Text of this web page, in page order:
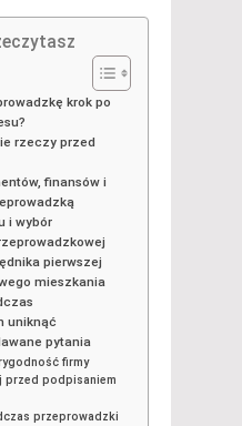
krok po
rzeczy przed
finansów i
i wybór
pierwszej
mieszkania
uniknąć
pytania
firmy
przed podpisaniem
przeprowadzki